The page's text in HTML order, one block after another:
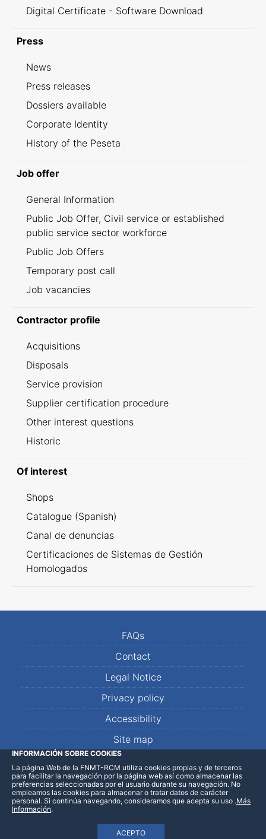
Digital Certificate - Software Download
Press
News
Press releases
Dossiers available
Corporate Identity
History of the Peseta
Job offer
General Information
Public Job Offer, Civil service or established
public service sector workforce
Public Job Offers
Temporary post call
Job vacancies
Contractor profile
Acquisitions
Disposals
Service provision
Supplier certification procedure
Other interest questions
Historic
Of interest
Shops
Catalogue (Spanish)
Canal de denuncias
Certificaciones de Sistemas de Gestión
Homologados
FAQs
Contact
Legal Notice
Privacy policy
Accessibility
Site map
LinkedInFacebookWhatsApp
INFORMACIÓN SOBRE COOKIES
La página Web de la FNMT-RCM utiliza cookies propias y de terceros
para facilitar la navegación por la página web así como almacenar las
preferencias seleccionadas por el usuario durante su navegación. No
empleamos las cookies para almacenar o tratar datos de carácter
personal. Si continúa navegando, consideramos que acepta su uso
ACEPTO
.Más
Información.